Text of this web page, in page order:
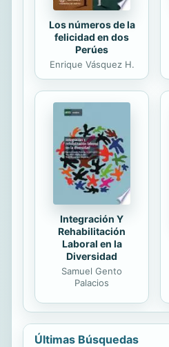
Los números de la
felicidad en dos
Perúes
Enrique Vásquez H.
Integración Y
Rehabilitación
Laboral en la
Diversidad
Samuel Gento
Palacios
Últimas Búsquedas